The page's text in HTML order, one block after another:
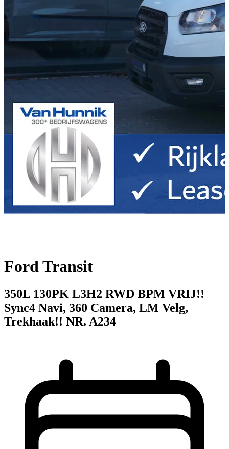
Ford Transit
350L 130PK L3H2 RWD BPM VRIJ!!
Sync4 Navi, 360 Camera, LM Velg,
Trekhaak!! NR. A234